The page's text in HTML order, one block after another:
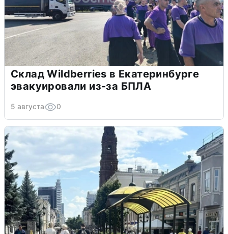
Склад Wildberries в Екатеринбурге
эвакуировали из-за БПЛА
5 августа 0